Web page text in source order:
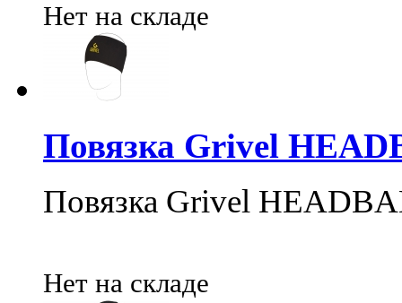
Нет на складе
Повязка Grivel
Повязка Grivel
Нет на складе